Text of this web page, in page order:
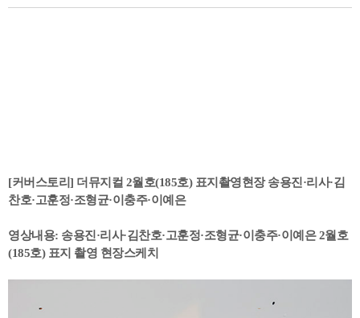
[커버스토리] 더뮤지컬 2월호(185호) 표지촬영현장 송용진·리사·김
찬호·고훈정·조형균·이충주·이예은
영상내용: 송용진·리사·김찬호·고훈정·조형균·이충주·이예은 2월호
(185호) 표지 촬영 현장스케치